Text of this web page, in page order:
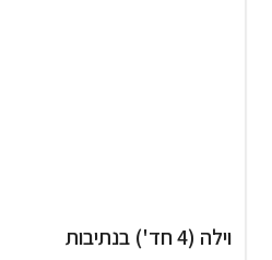
וילה (4 חד') בנתיבות